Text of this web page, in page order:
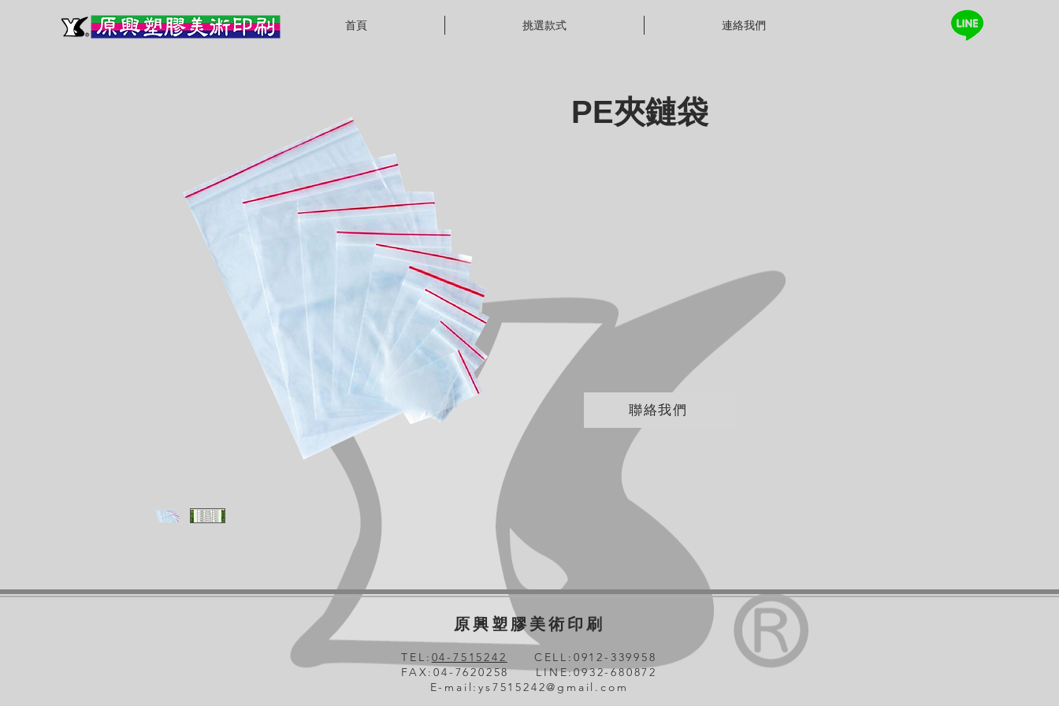
首頁 挑選款式 連絡我們
PE夾鏈袋
聯絡我們
原興塑膠美術印刷
TEL: 04-7515242
CELL:0912-339958
FAX:04-7620258 LINE:0932-680872
E-mail:ys7515242@gmail.com